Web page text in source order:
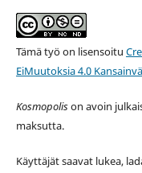
Tämä työ on lisensoitu
EiMuutoksia 4.0
Kosmopolison avoin
maksutta.
Käyttäjät saavat lukea,